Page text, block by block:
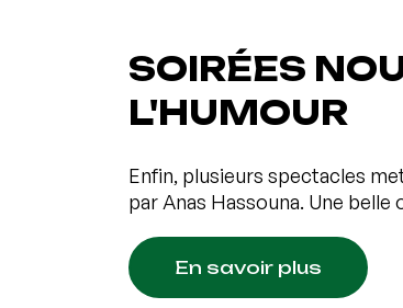
SOIRÉES
L'HUMOUR
Enfin, plusieurs spectacles
par Anas Hassouna. Une
En savoir plus